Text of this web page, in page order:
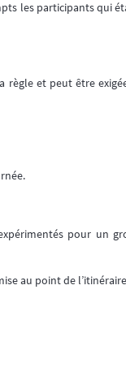
les participants qui
règle et peut être
pour un
au point de